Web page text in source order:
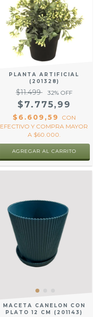
PLANTA ARTIFICIAL
(201328)
$11.499 32% OFF
$7.775,99
$6.609,59
CON
EFECTIVO Y COMPRA MAYOR
A $60.000.
MACETA CANELON CON
PLATO 12 CM (201143)